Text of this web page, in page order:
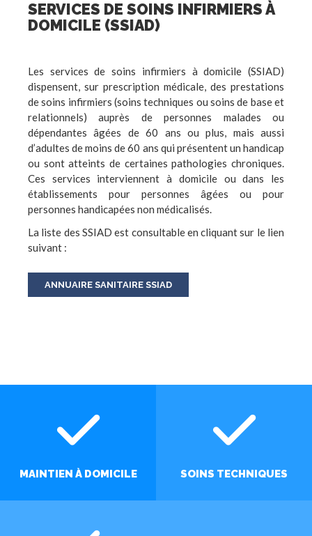
SERVICES DE SOINS INFIRMIERS À
DOMICILE (SSIAD)
Les services de soins infirmiers à domicile (SSIAD)
dispensent, sur prescription médicale, des prestations
de soins infirmiers (soins techniques ou soins de base et
relationnels) auprès de personnes malades ou
dépendantes âgées de 60 ans ou plus, mais aussi
d’adultes de moins de 60 ans qui présentent un handicap
ou sont atteints de certaines pathologies chroniques.
Ces services interviennent à domicile ou dans les
établissements pour personnes âgées ou pour
personnes handicapées non médicalisés.
La liste des SSIAD est consultable en cliquant sur le lien
suivant :
ANNUAIRE SANITAIRE SSIAD
MAINTIEN À DOMICILE SOINS TECHNIQUES